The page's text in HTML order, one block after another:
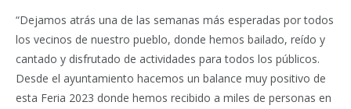
“Dejamos atrás una de las semanas más esperadas por todos
los vecinos de nuestro pueblo, donde hemos bailado, reído y
cantado y disfrutado de actividades para todos los públicos.
Desde el ayuntamiento hacemos un balance muy positivo de
esta Feria 2023 donde hemos recibido a miles de personas en